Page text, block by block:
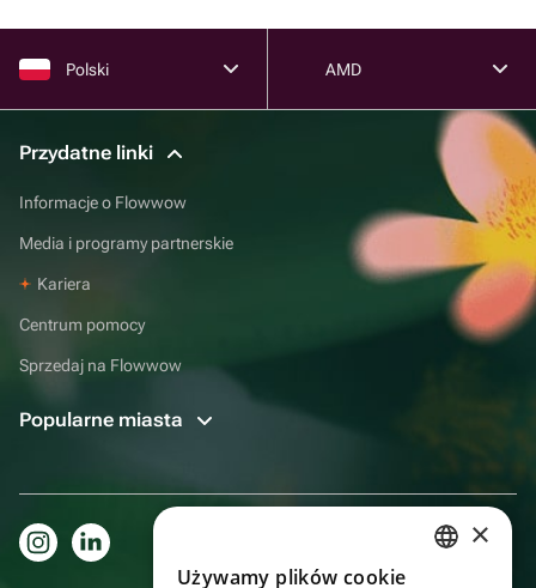
Polski AMD
Przydatne linki
Informacje o Flowwow
Media i programy partnerskie
Kariera
Centrum pomocy
Sprzedaj na Flowwow
Popularne miasta
×
Używamy plików cookie